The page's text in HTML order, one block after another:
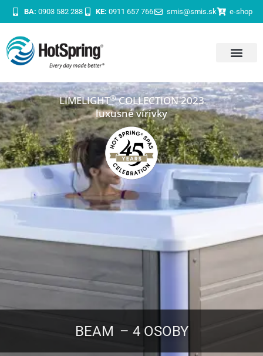
BA: 0903 582 288 KE: 0911 657 766 smis@smis.sk e-shop
LIMELIGHT®COLLECTION 2023
luxusné vírivky
BEAM – 4 OSOBY